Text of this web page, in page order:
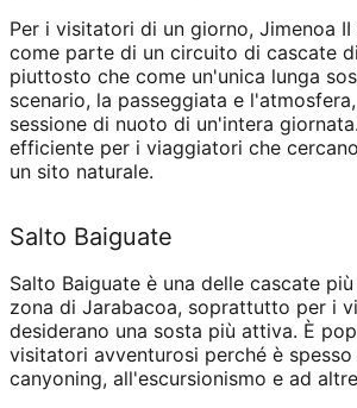
Per i visitatori di un giorno, Jimenoa
come parte di un circuito di cascate
piuttosto che come un'unica lunga
scenario, la passeggiata e
sessione di nuoto di un'intera
efficiente per i viaggiatori che
un sito naturale.
Salto Baiguate
Salto Baiguate è una delle cascate
zona di Jarabacoa, soprattutto per i
desiderano una sosta più attiva. È
visitatori avventurosi perché è
canyoning, all'escursionismo e ad